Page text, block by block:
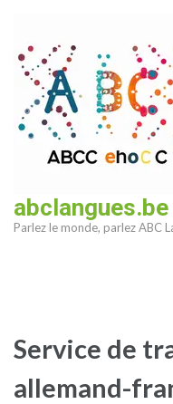
contenu
(Pressez
Entrée)
abclangues.be
Parlez le monde, parlez ABC
Service de
allemand-